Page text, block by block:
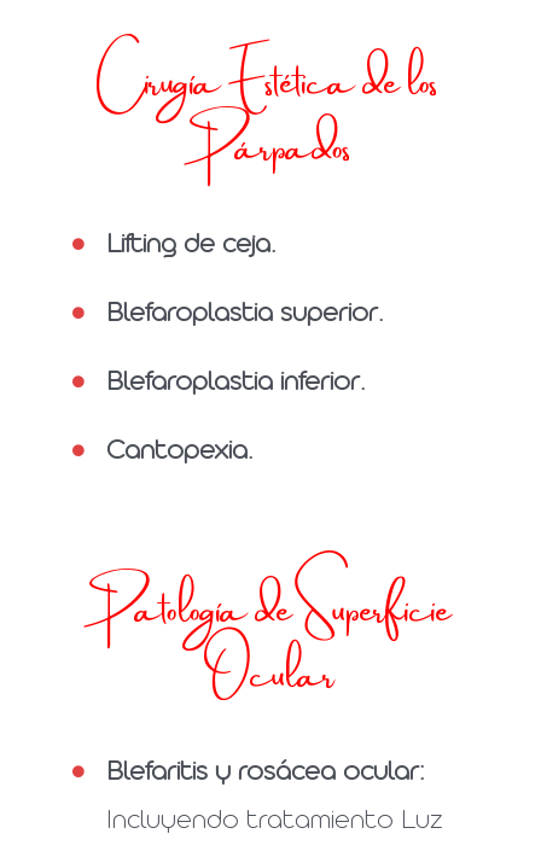
Cirugía Estética de los
Párpados
Lifting de ceja.
Blefaroplastia superior.
Blefaroplastia inferior.
Cantopexia.
Patología de Superficie
Ocular
Blefaritis y rosácea ocular:
Incluyendo tratamiento Luz